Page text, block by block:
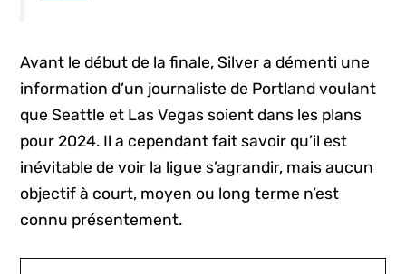
Avant le début de la finale, Silver a démenti une
information d’un journaliste de Portland voulant
que Seattle et Las Vegas soient dans les plans
pour 2024. Il a cependant fait savoir qu’il est
inévitable de voir la ligue s’agrandir, mais aucun
objectif à court, moyen ou long terme n’est
connu présentement.